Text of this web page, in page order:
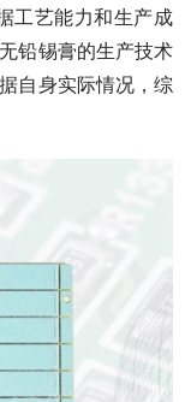
工艺能力和生产成
铅锡膏的生产技术
自身实际情况，综